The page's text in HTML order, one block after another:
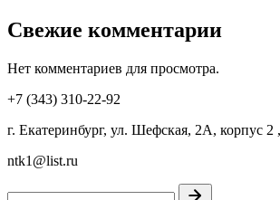
Свежие комментарии
Нет комментариев для просмотра.
+7 (343) 310-22-92
г. Екатеринбург, ул. Шефская, 2А, корпус 2
ntk1@list.ru